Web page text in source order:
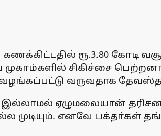
ரூ.3.80 கோடி
சிகிச்சை
வழங்கப்பட்டு வருவதாக
ஏழுமலையான்
முடியும். எனவே